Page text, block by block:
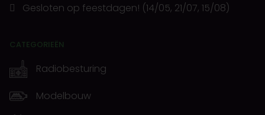
Gesloten op feestdagen! (14/05, 21/07, 15/08)
CATEGORIEËN
Radiobesturing
Modelbouw